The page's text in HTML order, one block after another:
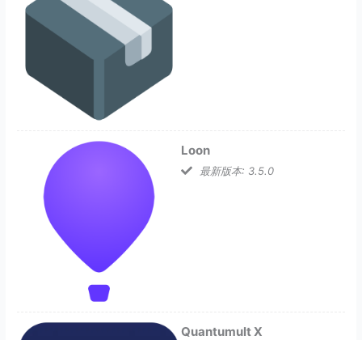
Loon
最新版本: 3.5.0
Quantumult X